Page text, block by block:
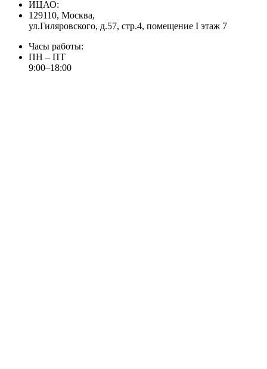
ИЦАО:
129110, Москва,
ул.Гиляровского, д.57, стр.4, помещение I этаж 7
Часы работы:
ПН – ПТ
9:00–18:00